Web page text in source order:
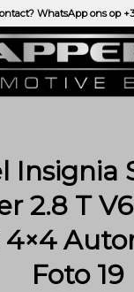
WhatsApp ons op
Insignia
2.8 T
4×4
Foto 19